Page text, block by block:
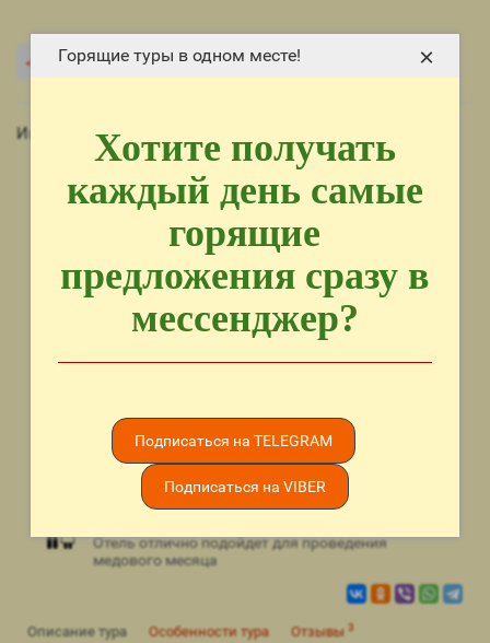
Горящие туры в одном месте!
Хотите получать
каждый день самые
горящие
предложения сразу в
мессенджер?
Подписаться на TELEGRAM
Подписаться на VIBER
×
Информационная панель тура
УЗНАТЬ ЦЕНУ
Cornelia Diamond Golf Resort & Spa 5*
ALL INCLWUSIVE
Отель работает по концепции (Все включено)
ПЕРВАЯ БЕРЕГОВАЯ ЛИНИЯ
Отель находиться на первой береговой линии
ДЛЯ МОЛОДОЖЕНОВ
Отель отлично подойдет для проведения
медового месяца
Описание тура Особенности тура Отзывы 3